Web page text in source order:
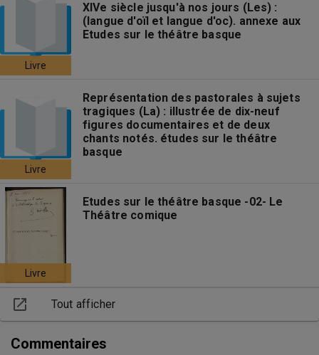
Livre
XIVe siècle jusqu'à nos jours (Les) :
(langue d'oïl et langue d'oc). annexe aux
Etudes sur le théâtre basque
Livre
Représentation des pastorales à sujets
tragiques (La) : illustrée de dix-neuf
figures documentaires et de deux
chants notés. études sur le théâtre
basque
Livre
Etudes sur le théâtre basque -02- Le
Théâtre comique
open_in_new Tout afficher
Commentaires